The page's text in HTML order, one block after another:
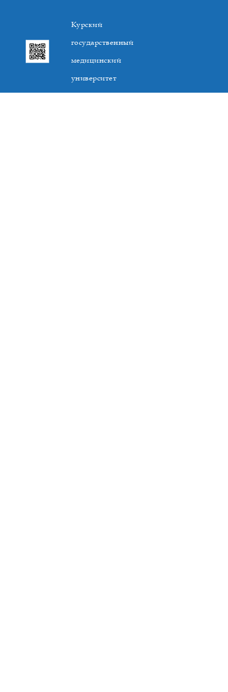
Курский
государственный
медицинский
университет